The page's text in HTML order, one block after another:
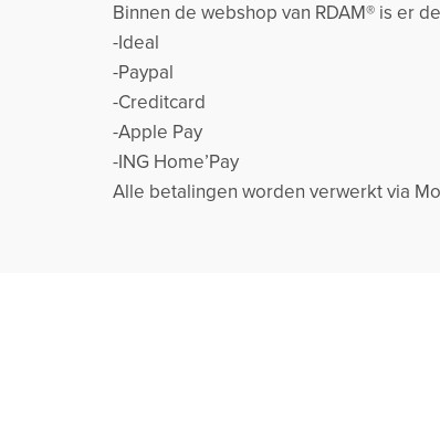
Binnen de webshop van RDAM® is er
-Ideal
-Paypal
-Creditcard
-Apple Pay
-ING Home’Pay
Alle betalingen worden verwerkt via